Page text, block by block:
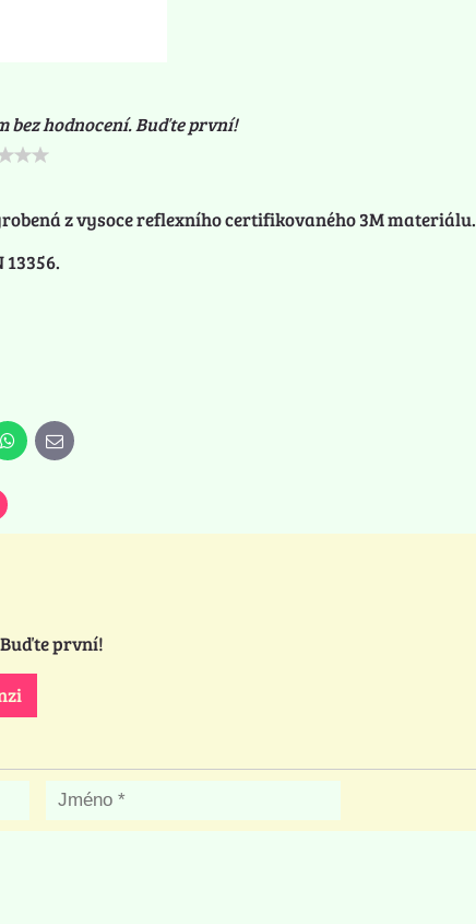
bez hodnocení. Buďte první!
z vysoce reflexního certifikovaného 3M materiálu.
WhatsApp
E-
mail
první!